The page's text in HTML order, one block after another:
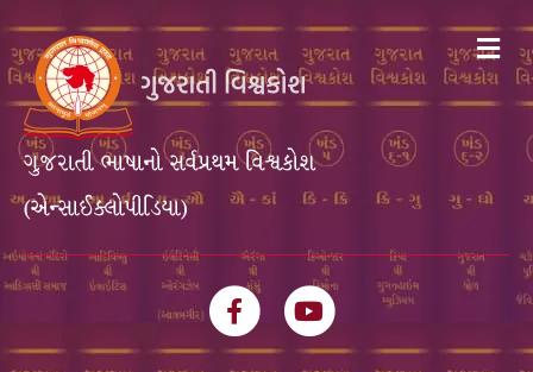
ગુજરાતી ભાષાનો સર્વપ્રથમ વિશ્વકોશ
(એન્સાઈક્લોપીડિયા)
FacebookYoutube